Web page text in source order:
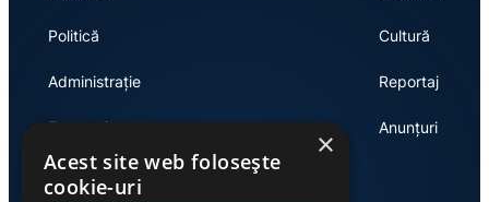
Politică
Administrație
Economie
Cultură
Reportaj
Anunțuri
×
Acest site web folosește
cookie-uri